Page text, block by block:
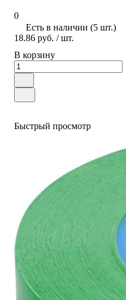
0
Есть в наличии (5 шт.)
18.86 руб. / шт.
В корзину
Быстрый просмотр